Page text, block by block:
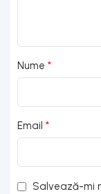
Nume *
Email *
Salvează-mi